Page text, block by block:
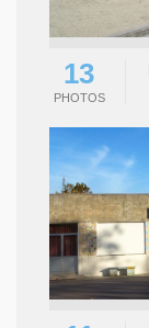
13
PHOTOS